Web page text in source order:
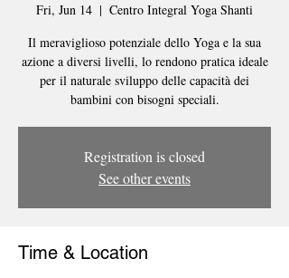
Fri, Jun 14
  |
Centro Integral Yoga Shanti
Il meraviglioso potenziale dello Yoga e la sua
azione a diversi livelli, lo rendono pratica ideale
per il naturale sviluppo delle capacità dei
bambini con bisogni speciali.
Registration is closed
See other events
Time & Location